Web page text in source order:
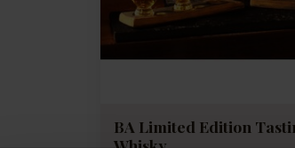
BA Limited Edition